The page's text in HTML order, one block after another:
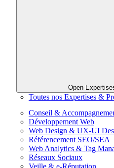
Open
Toutes nos Expertises &
Conseil &
Développement Web
Web Design & UX-UI
Référencement SEO/SEA
Web Analytics & Tag
Réseaux Sociaux
Veille & e-Réputation